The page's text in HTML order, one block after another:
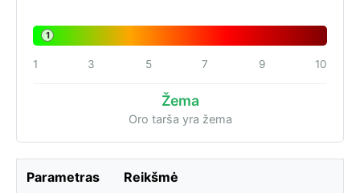
1
1 3 5 7 9 10
Žema
Oro tarša yra žema
Parametras Reikšmė